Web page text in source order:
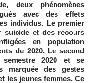
deux phénomènes
avec des effets
individus. Le premier
suicide et des recours
en population
de 2020. Le second
semestre 2020 et se
marquée des gestes
les jeunes femmes. Ce